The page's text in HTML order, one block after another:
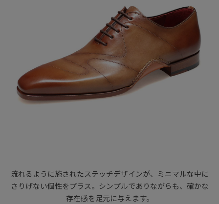
流れるように施されたステッチデザインが、ミニマルな中に
さりげない個性をプラス。シンプルでありながらも、確かな
存在感を足元に与えます。